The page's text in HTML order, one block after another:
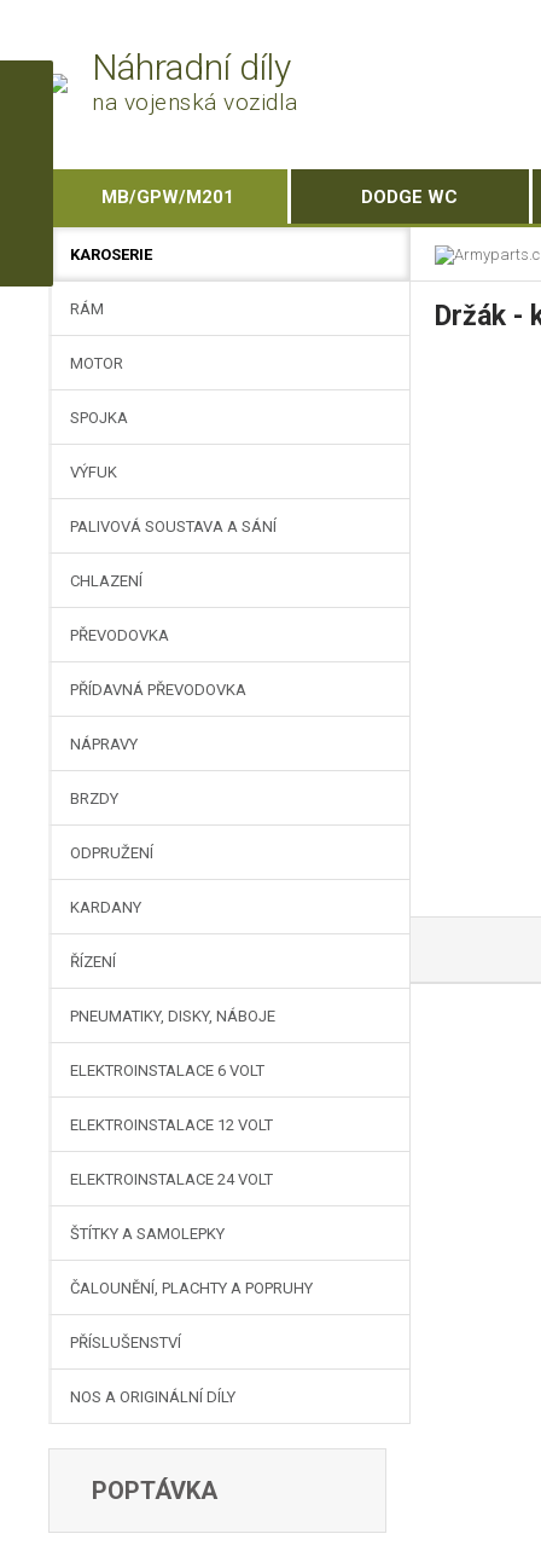
Náhradní díly
na vojenská vozidla
MB/GPW/M201 DODGE WC
Držák -
KAROSERIE
RÁM
MOTOR
SPOJKA
VÝFUK
PALIVOVÁ SOUSTAVA A SÁNÍ
CHLAZENÍ
PŘEVODOVKA
PŘÍDAVNÁ PŘEVODOVKA
NÁPRAVY
BRZDY
ODPRUŽENÍ
KARDANY
ŘÍZENÍ
PNEUMATIKY, DISKY, NÁBOJE
ELEKTROINSTALACE 6 VOLT
ELEKTROINSTALACE 12 VOLT
ELEKTROINSTALACE 24 VOLT
ŠTÍTKY A SAMOLEPKY
ČALOUNĚNÍ, PLACHTY A POPRUHY
PŘÍSLUŠENSTVÍ
NOS A ORIGINÁLNÍ DÍLY
POPTÁVKA